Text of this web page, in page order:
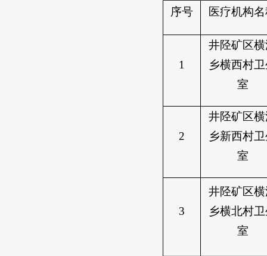
序号 医疗机构
1
井陉矿区
乡横西村
室
2
井陉矿区
乡新西村
室
3
井陉矿区
乡横北村
室